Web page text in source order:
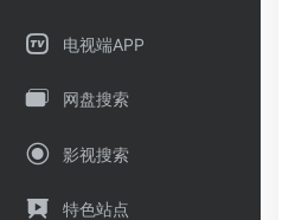
电视端APP
网盘搜索
影视搜索
特色站点